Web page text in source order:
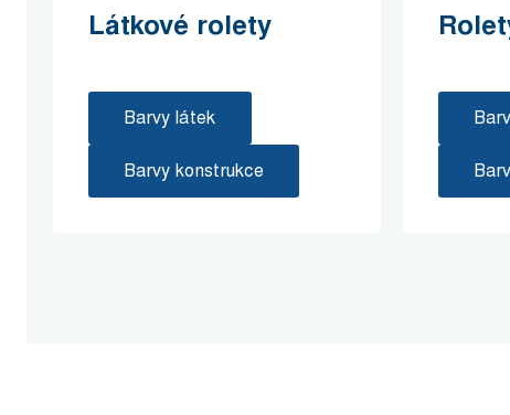
Látkové rolety
Barvy látek
Barvy konstrukce